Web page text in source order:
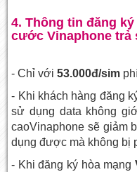
4. Thông tin đăng
cước Vinaphone trả
- Chỉ với53.000đ/sim
- Khi khách hàng đăng
sử dụng data không
caoVinaphone sẽ giảm
dụng được mà không bị
- Khi đăng ký hòa mạng